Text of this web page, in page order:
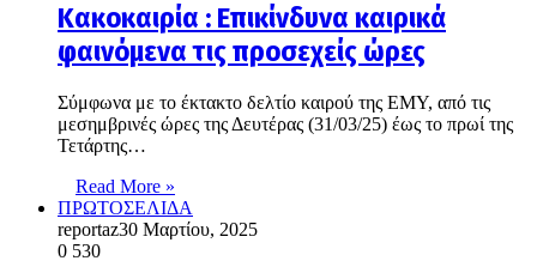
Κακοκαιρία : Επικίνδυνα καιρικά
φαινόμενα τις προσεχείς ώρες
Σύμφωνα με το έκτακτο δελτίο καιρού της ΕΜΥ, από τις
μεσημβρινές ώρες της Δευτέρας (31/03/25) έως το πρωί της
Τετάρτης…
Read More »
ΠΡΩΤΟΣΕΛΙΔΑ
reportaz30 Μαρτίου, 2025
0 530